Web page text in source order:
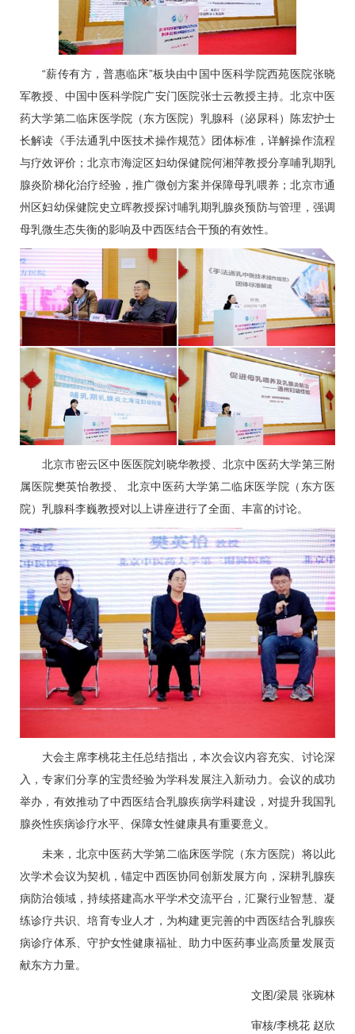
“薪传有方，普惠临床”板块由中国中医科学院西苑医院张晓
军教授、中国中医科学院广安门医院张士云教授主持。北京中医
药大学第二临床医学院（东方医院） 乳腺科 （泌尿科）陈宏护士
长解读《手法通乳中医技术操作规范》团体标准，详解操作流程
与疗效评价；北京市海淀区妇幼保健院何湘萍教授分享哺乳期乳
腺炎阶梯化治疗经验，推广微创方案并保障母乳喂养；北京市通
州区妇幼保健院史立晖教授探讨哺乳期乳腺炎预防与管理，强调
母乳微生态失衡的影响及中西医结合干预的有效性。
北京市密云区中医医院刘晓华教授、北京中医药大学第三附
属医院樊英怡教授、 北京中医药大学第二临床医学院（东方医
院） 乳腺科李巍教授对以上讲座进行了全面、丰富的讨论。
大会主席李桃花主任总结指出，本次会议内容充实、讨论深
入，专家们分享的宝贵经验为学科发展注入新动力。会议的成功
举办，有效推动了中西医结合乳腺疾病学科建设，对提升我国乳
腺炎性疾病诊疗水平、保障女性健康具有重要意义。
未来，北京中医药大学第二临床医学院（东方医院）将以此
次学术会议为契机，锚定中西医协同创新发展方向，深耕乳腺疾
病防治领域，持续搭建高水平学术交流平台，汇聚行业智慧、凝
练诊疗共识、培育专业人才，为构建更完善的中西医结合乳腺疾
病诊疗体系、守护女性健康福祉、助力中医药事业高质量发展贡
献东方力量。
文图/梁晨 张琬林
审核/李桃花 赵欣